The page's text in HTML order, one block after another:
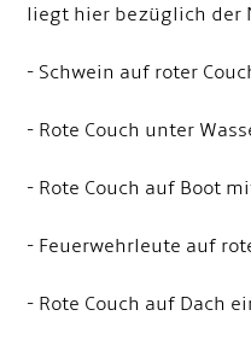
liegt hier bezüglich der
- Schwein auf roter
- Rote Couch unter
- Rote Couch auf Boot
- Feuerwehrleute auf
- Rote Couch auf Dach